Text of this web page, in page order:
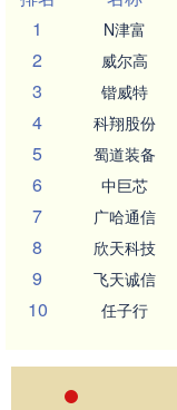
1
N津富
2 威尔高
3 锴威特
4 科翔股份
5 蜀道装备
6 中巨芯
7 广哈通信
8 欣天科技
9 飞天诚信
10 任子行